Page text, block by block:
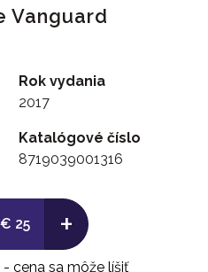
Vanguard
Rok vydania
2017
Katalógové číslo
8719039001316
€ 25 +
cena sa môže líšiť